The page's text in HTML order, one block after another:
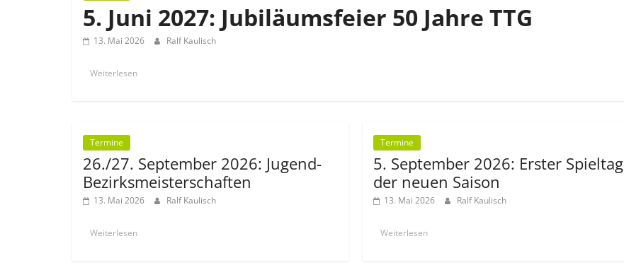
5. Juni 2027: Jubiläumsfeier 50 Jahre TTG
13. Mai 2026 Ralf Kaulisch
Weiterlesen
Termine
26./27. September 2026: Jugend-
Bezirksmeisterschaften
13. Mai 2026 Ralf Kaulisch
Weiterlesen
Termine
5. September 2026: Erster Spieltag
der neuen Saison
13. Mai 2026 Ralf Kaulisch
Weiterlesen